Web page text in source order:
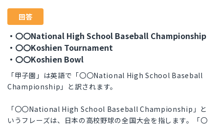
回答
・〇〇National High School Baseball Championship
・〇〇Koshien Tournament
・〇〇Koshien Bowl
「甲子園」は英語で「〇〇National High School Baseball
Championship」と訳されます。
「〇〇National High School Baseball Championship」と
いうフレーズは、日本の高校野球の全国大会を指します。「〇